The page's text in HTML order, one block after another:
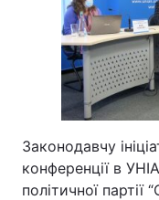
Законодавчу
конференції в
політичної партії